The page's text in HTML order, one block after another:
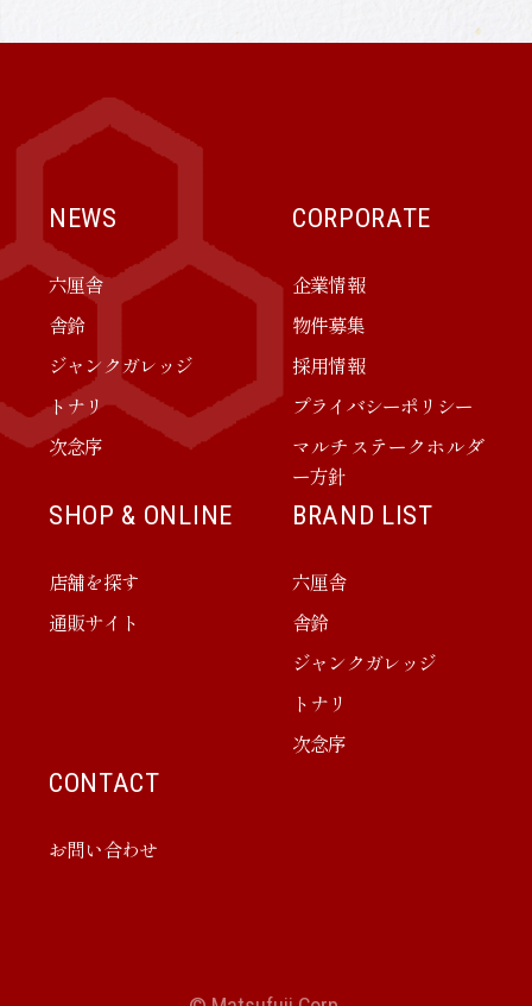
NEWS
六厘舎
舎鈴
ジャンクガレッジ
トナリ
次念序
CORPORATE
企業情報
物件募集
採用情報
プライバシーポリシー
マルチステークホルダ
ー方針
SHOP & ONLINE
店舗を探す
通販サイト
BRAND LIST
六厘舎
舎鈴
ジャンクガレッジ
トナリ
次念序
CONTACT
お問い合わせ